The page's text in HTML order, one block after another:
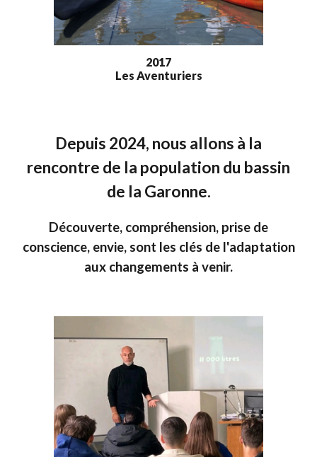
2017
Les Aventuriers
Depuis 2024, nous allons à la
rencontre de la population du bassin
de la Garonne.
Découverte, compréhension, prise de
conscience, envie, sont les clés de l'adaptation
aux changements à venir.